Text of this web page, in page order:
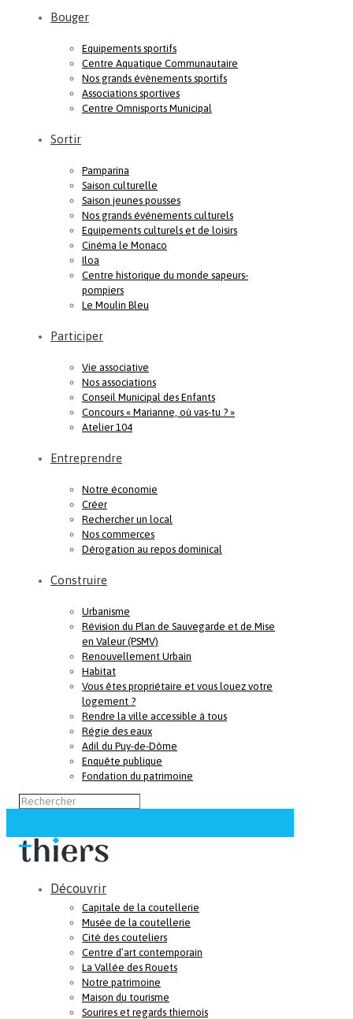
Bouger
Equipements sportifs
Centre Aquatique Communautaire
Nos grands évènements sportifs
Associations sportives
Centre Omnisports Municipal
Sortir
Pamparina
Saison culturelle
Saison jeunes pousses
Nos grands événements culturels
Equipements culturels et de loisirs
Cinéma le Monaco
Iloa
Centre historique du monde sapeurs-
pompiers
Le Moulin Bleu
Participer
Vie associative
Nos associations
Conseil Municipal des Enfants
Concours « Marianne, où vas-tu ? »
Atelier 104
Entreprendre
Notre économie
Créer
Rechercher un local
Nos commerces
Dérogation au repos dominical
Construire
Urbanisme
Révision du Plan de Sauvegarde et de Mise
en Valeur (PSMV)
Renouvellement Urbain
Habitat
Vous êtes propriétaire et vous louez votre
logement ?
Rendre la ville accessible à tous
Régie des eaux
Adil du Puy-de-Dôme
Enquête publique
Fondation du patrimoine
Découvrir
Capitale de la coutellerie
Musée de la coutellerie
Cité des couteliers
Centre d’art contemporain
La Vallée des Rouets
Notre patrimoine
Maison du tourisme
Sourires et regards thiernois